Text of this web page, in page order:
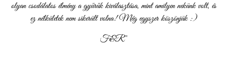
olyan csodálatos élmény a gyűrűk kiválasztása, mint amilyen nekünk volt, és
ez nélkületek nem sikerült volna! Még egyszer köszönjük :)
F&R"